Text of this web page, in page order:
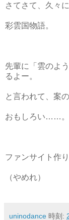
さてさて、久々
彩雲国物語。
先輩に「雲のよ
るよー。
と言われて、案
おもしろい……。
ファンサイト作
（やめれ）
uninodance 時刻: